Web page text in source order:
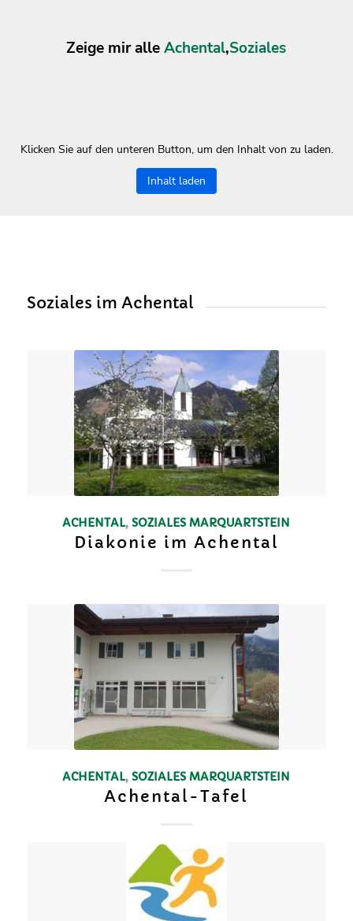
Zeige mir alleAchental,Soziales
Klicken Sie auf den unteren Button, um den Inhalt von zu laden.
Inhalt laden
Soziales im Achental
ACHENTAL,SOZIALES MARQUARTSTEIN
Diakonie im Achental
ACHENTAL,SOZIALES MARQUARTSTEIN
Achental-Tafel